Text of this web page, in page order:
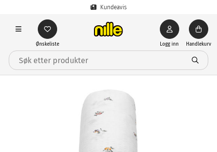
Kundeavis
Ønskeliste Logg inn Handlekurv